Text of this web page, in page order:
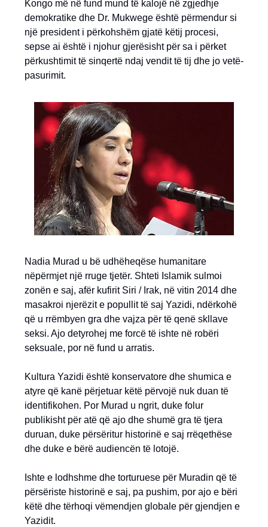
Kongo më në fund mund të kalojë në zgjedhje
demokratike dhe Dr. Mukwege është përmendur si
një president i përkohshëm gjatë këtij procesi,
sepse ai është i njohur gjerësisht për sa i përket
përkushtimit të sinqertë ndaj vendit të tij dhe jo vetë-
pasurimit.
Nadia Murad u bë udhëheqëse humanitare
nëpërmjet një rruge tjetër. Shteti Islamik sulmoi
zonën e saj, afër kufirit Siri / Irak, në vitin 2014 dhe
masakroi njerëzit e popullit të saj Yazidi, ndërkohë
që u rrëmbyen gra dhe vajza për të qenë skllave
seksi. Ajo detyrohej me forcë të ishte në robëri
seksuale, por në fund u arratis.
Kultura Yazidi është konservatore dhe shumica e
atyre që kanë përjetuar këtë përvojë nuk duan të
identifikohen. Por Murad u ngrit, duke folur
publikisht për atë që ajo dhe shumë gra të tjera
duruan, duke përsëritur historinë e saj rrëqethëse
dhe duke e bërë audiencën të lotojë.
Ishte e lodhshme dhe torturuese për Muradin që të
përsëriste historinë e saj, pa pushim, por ajo e bëri
këtë dhe tërhoqi vëmendjen globale për gjendjen e
Yazidit.